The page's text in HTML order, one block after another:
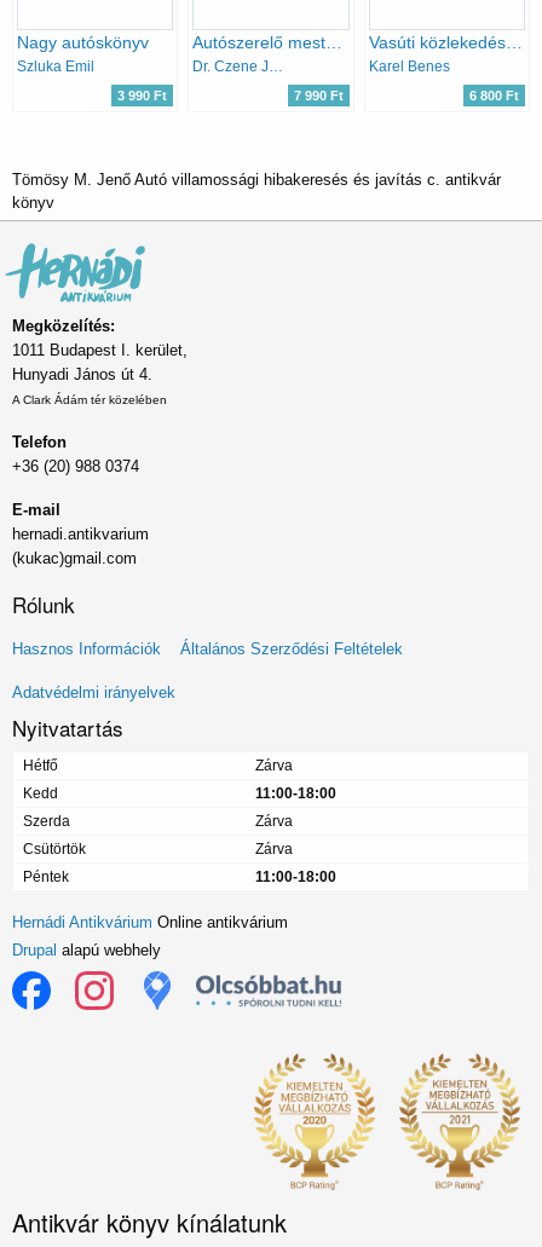
Nagy autóskönyv
Szluka Emil
3 990 Ft
Dr. Czene János; Dr. Varga Zoltán
7 990 Ft
Vasúti közlekedés kárpátalján
Karel Benes
6 800 Ft
Tömösy M. Jenő Autó villamossági hibakeresés és javítás c. antikvár
könyv
Megközelítés:
1011 Budapest I. kerület,
Hunyadi János út 4.
A Clark Ádám tér közelében
Telefon
+36 (20) 988 0374
E-mail
hernadi.antikvarium
(kukac)gmail.com
Rólunk
Lábléc
menü
Hasznos Információk Általános Szerződési Feltételek
Adatvédelmi irányelvek
Nyitvatartás
Hétfő
Zárva
Kedd
11:00-18:00
Szerda
Zárva
Csütörtök
Zárva
Péntek
11:00-18:00
Hernádi Antikvárium Online antikvárium
Drupal alapú webhely
Antikvár könyv kínálatunk